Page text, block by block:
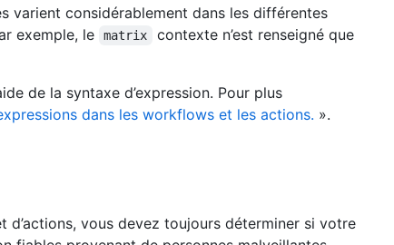
varient considérablement dans les différentes
exemple, le
matrix
contexte n’est renseigné que
de la syntaxe d’expression. Pour plus
dans les workflows et les actions. ».
vous devez toujours déterminer si votre